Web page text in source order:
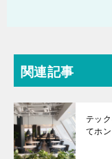
関連記事
テッ
てホン